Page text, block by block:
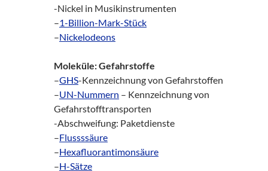
-Nickel in Musikinstrumenten
–1-Billion-Mark-Stück
–Nickelodeons
Moleküle: Gefahrstoffe
–GHS-Kennzeichnung von Gefahrstoffen
–UN-Nummern – Kennzeichnung von
Gefahrstofftransporten
-Abschweifung: Paketdienste
–Flussssäure
–Hexafluorantimonsäure
–H-Sätze